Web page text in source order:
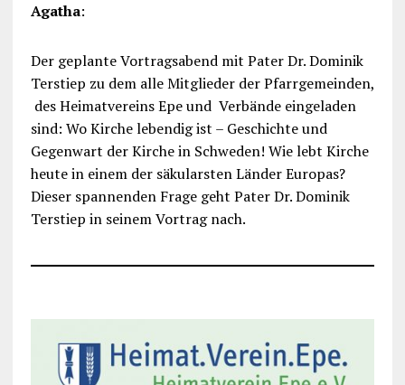
Agatha:
Der geplante Vortragsabend mit Pater Dr. Dominik
Terstiep zu dem alle Mitglieder der Pfarrgemeinden,
des Heimatvereins Epe und Verbände eingeladen
sind: Wo Kirche lebendig ist – Geschichte und
Gegenwart der Kirche in Schweden! Wie lebt Kirche
heute in einem der säkularsten Länder Europas?
Dieser spannenden Frage geht Pater Dr. Dominik
Terstiep in seinem Vortrag nach.